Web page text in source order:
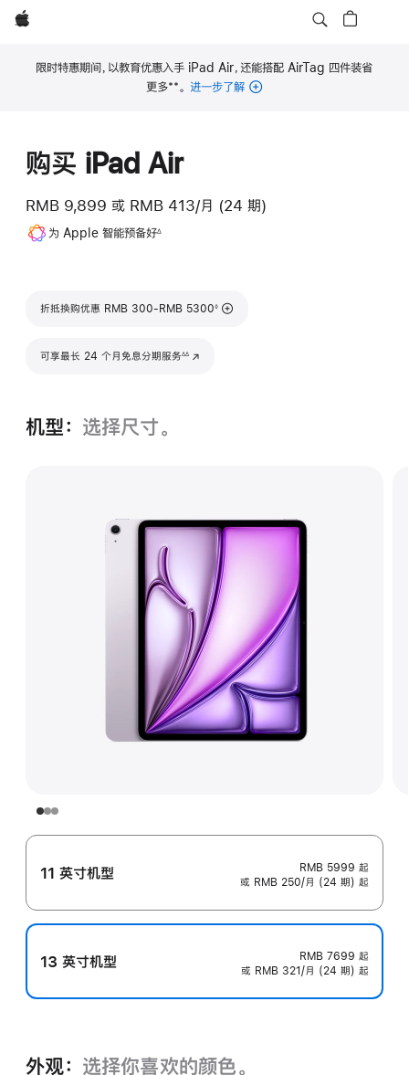
Apple
限时特惠期间，以教育优惠入手 iPad Air，还能搭配 AirTag 四件装省
更多**。进一步了解
购买 iPad Air
RMB 9,899 或 RMB 413/月 (24 期)
为 Apple 智能预备好∆
折抵换购优惠 RMB 300-RMB 5300
脚注
◊
可享最长 24 个月免息分期服务∆∆
(在新窗口中打开)
机型： 选择尺寸。
11 英寸机型 RMB 5999 起
或 RMB 250/月 (24 期) 起
13 英寸机型 RMB 7699 起
或 RMB 321/月 (24 期) 起
外观： 选择你喜欢的颜色。